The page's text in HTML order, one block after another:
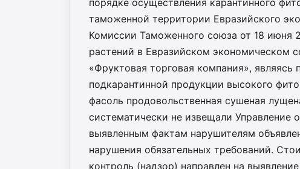
порядке осуществления карантинного
таможенной территории Евразийского
Комиссии Таможенного союза от 18 июня
растений в Евразийском
«Фруктовая торговая компания», являясь
подкарантинной продукции высокого
фасоль продовольственная сушеная
систематически не извещали Управление
выявленным фактам нарушителям
нарушения обязательных требований.
контроль (надзор) направлен на